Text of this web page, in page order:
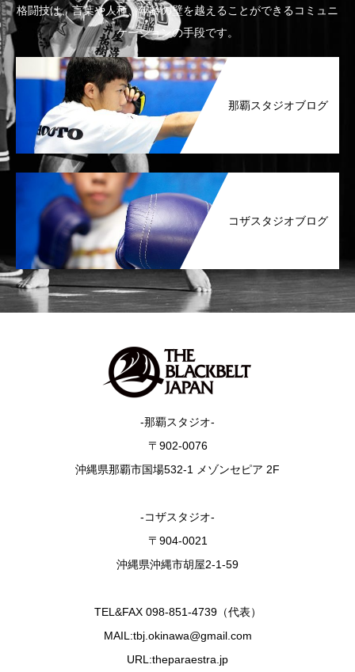
格闘技は、言葉や人種、年齢の壁を越えることができるコミュニ
ケーションの手段です。
那覇スタジオブログ
コザスタジオブログ
-那覇スタジオ-
〒902-0076
沖縄県那覇市国場532-1 メゾンセピア 2F
-コザスタジオ-
〒904-0021
沖縄県沖縄市胡屋2-1-59
TEL&FAX 098-851-4739（代表）
MAIL:tbj.okinawa@gmail.com
URL:theparaestra.jp